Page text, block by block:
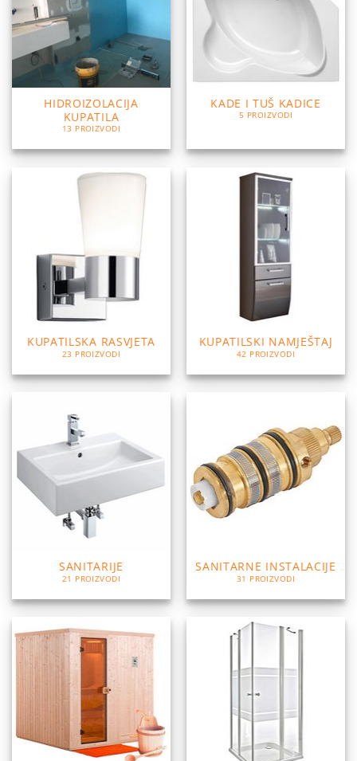
HIDROIZOLACIJA
KUPATILA
13 PROIZVODI
KADE I TUŠ KADICE
5 PROIZVODI
KUPATILSKA RASVJETA
23 PROIZVODI
KUPATILSKI NAMJEŠTAJ
42 PROIZVODI
SANITARIJE
21 PROIZVODI
SANITARNE INSTALACIJE
31 PROIZVODI